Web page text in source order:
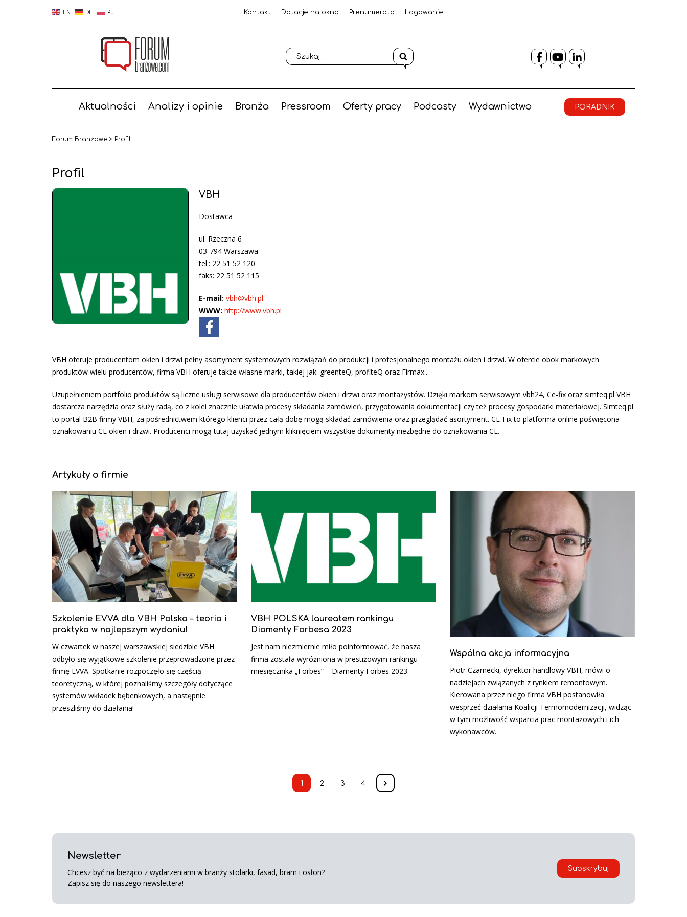
EN DE PL Kontakt Dotacje na okna Prenumerata Logowanie
Facebook
YouTube
LinkedIn
Aktualności Analizy i opinie Branża Pressroom Oferty pracy Podcasty Wydawnictwo PORADNIK
Forum Branżowe > Profil
Profil
VBH
Dostawca
ul. Rzeczna 6
03-794 Warszawa
tel.: 22 51 52 120
faks: 22 51 52 115
E-mail: vbh@vbh.pl
WWW: http://www.vbh.pl
VBH oferuje producentom okien i drzwi pełny asortyment systemowych rozwiązań do produkcji i profesjonalnego montażu okien i drzwi. W ofercie obok markowych
produktów wielu producentów, firma VBH oferuje także własne marki, takiej jak: greenteQ, profiteQ oraz Firmax..
Uzupełnieniem portfolio produktów są liczne usługi serwisowe dla producentów okien i drzwi oraz montażystów. Dzięki markom serwisowym vbh24, Ce-fix oraz simteq.pl VBH
dostarcza narzędzia oraz służy radą, co z kolei znacznie ułatwia procesy składania zamówień, przygotowania dokumentacji czy też procesy gospodarki materiałowej. Simteq.pl
to portal B2B firmy VBH, za pośrednictwem którego klienci przez całą dobę mogą składać zamówienia oraz przeglądać asortyment. CE-Fix to platforma online poświęcona
oznakowaniu CE okien i drzwi. Producenci mogą tutaj uzyskać jednym kliknięciem wszystkie dokumenty niezbędne do oznakowania CE.
Artykuły o firmie
Szkolenie EVVA dla VBH Polska – teoria i
praktyka w najlepszym wydaniu!
W czwartek w naszej warszawskiej siedzibie VBH
odbyło się wyjątkowe szkolenie przeprowadzone przez
firmę EVVA. Spotkanie rozpoczęło się częścią
teoretyczną, w której poznaliśmy szczegóły dotyczące
systemów wkładek bębenkowych, a następnie
przeszliśmy do działania!
VBH POLSKA laureatem rankingu
Diamenty Forbesa 2023
Jest nam niezmiernie miło poinformować, że nasza
firma została wyróżniona w prestiżowym rankingu
miesięcznika „Forbes” – Diamenty Forbes 2023.
Wspólna akcja informacyjna
Piotr Czarnecki, dyrektor handlowy VBH, mówi o
nadziejach związanych z rynkiem remontowym.
Kierowana przez niego firma VBH postanowiła
wesprzeć działania Koalicji Termomodernizacji, widząc
w tym możliwość wsparcia prac montażowych i ich
wykonawców.
1 2 3 4
Newsletter
Chcesz być na bieżąco z wydarzeniami w branży stolarki, fasad, bram i osłon?
Zapisz się do naszego newslettera!
Subskrybuj